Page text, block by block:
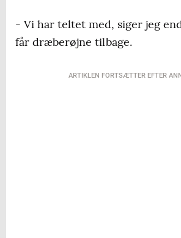
- Vi har teltet med, siger jeg
får dræberøjne tilbage.
ARTIKLEN FORTSÆTTER EFTER